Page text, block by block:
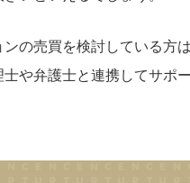
の売買を検討している方
や弁護士と連携してサポ